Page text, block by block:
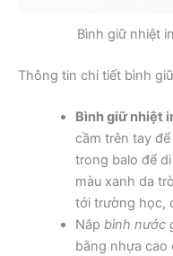
Bình giữ nhiệt
Thông tin chi tiết bình
Bình giữ nhiệt
cầm trên tay
trong balo để
màu xanh da
tới trường học,
Nắp bình nước
bằng nhựa cao